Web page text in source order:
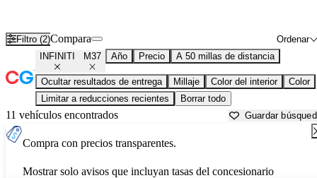
Filtro (2) Ordenar
Compara
INFINITI M37 Año Precio A 50 millas de distancia
Ocultar resultados de entrega Millaje Color del interior
Color
Limitar a reducciones recientes
Borrar todo
11 vehículos encontrados Guardar
Compra con precios transparentes.
Mostrar solo avisos que incluyan tasas del concesionario